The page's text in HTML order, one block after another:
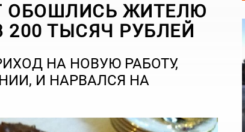
ОБОШЛИСЬ ЖИТЕЛЮ
ТЫСЯЧ РУБЛЕЙ
НА НОВУЮ РАБОТУ,
И НАРВАЛСЯ НА